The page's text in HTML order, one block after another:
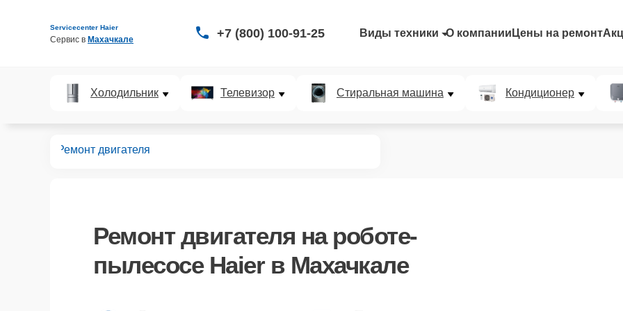
Servicecenter Haier
Сервис в Махачкале +7 (800) 100-91-25 Виды техники О компании Цены на ремонт
Холодильник Телевизор Стиральная машина Кондиционер
Ремонт двигателя
Ремонт двигателя на роботе-
пылесосе Haier в Махачкале